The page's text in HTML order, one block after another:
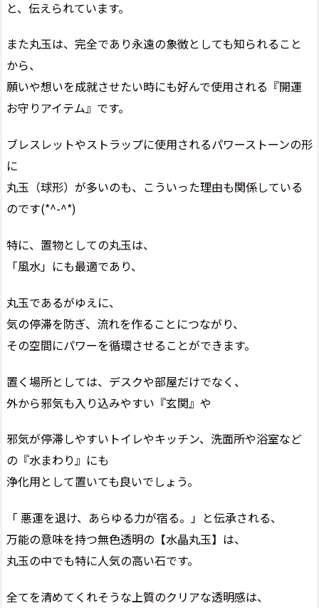
と、伝えられています。
また丸玉は、完全であり永遠の象徴としても知られること
から、
願いや想いを成就させたい時にも好んで使用される『開運
お守りアイテム』です。
ブレスレットやストラップに使用されるパワーストーンの形
に
丸玉（球形）が多いのも、こういった理由も関係している
のです(*^-^*)
特に、置物としての丸玉は、
「風水」にも最適であり、
丸玉であるがゆえに、
気の停滞を防ぎ、流れを作ることにつながり、
その空間にパワーを循環させることができます。
置く場所としては、デスクや部屋だけでなく、
外から邪気も入り込みやすい『玄関』や
邪気が停滞しやすいトイレやキッチン、洗面所や浴室など
の『水まわり』にも
浄化用として置いても良いでしょう。
「 悪運を退け、あらゆる力が宿る。」と伝承される、
万能の意味を持つ無色透明の【水晶丸玉】は、
丸玉の中でも特に人気の高い石です。
全てを清めてくれそうな上質のクリアな透明感は、